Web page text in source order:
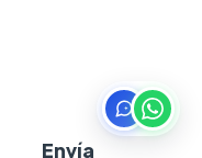
Envía